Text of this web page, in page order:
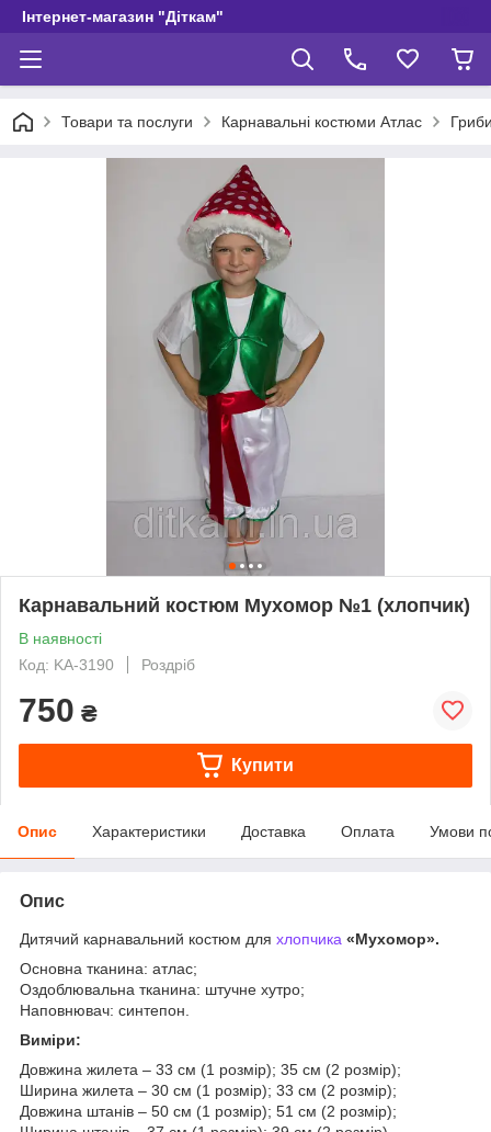
Інтернет-магазин "Діткам"
Товари та послуги Карнавальні костюми Атлас
Карнавальний костюм Мухомор №1 (хлопчик)
В наявності
Код: KA-3190
Роздріб
750 ₴
Купити
Опис Характеристики Доставка Оплата Умови
Опис
Дитячий карнавальний костюм для хлопчика «Мухомор».
Основна тканина: атлас;
Оздоблювальна тканина: штучне хутро;
Наповнювач: синтепон.
Виміри:
Довжина жилета – 33 см (1 розмір); 35 см (2 розмір);
Ширина жилета – 30 см (1 розмір); 33 см (2 розмір);
Довжина штанів – 50 см (1 розмір); 51 см (2 розмір);